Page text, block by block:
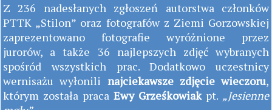
Z 236 nadesłanych zgłoszeń autorstwa członków
PTTK „Stilon” oraz fotografów z Ziemi Gorzowskiej
zaprezentowano fotografie wyróżnione przez
jurorów, a także 36 najlepszych zdjęć wybranych
spośród wszystkich prac. Dodatkowo uczestnicy
wernisażu wyłonili najciekawsze zdjęcie wieczoru,
którym została praca Ewy Grześkowiakpt. „Jesienne